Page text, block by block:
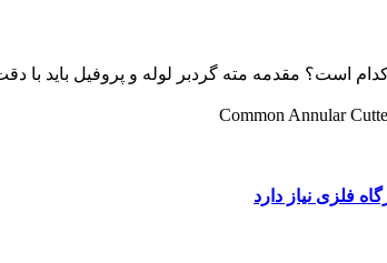
است؟ مقدمه مته گردبر لوله و پروفیل باید با
فلزی نیاز دارد